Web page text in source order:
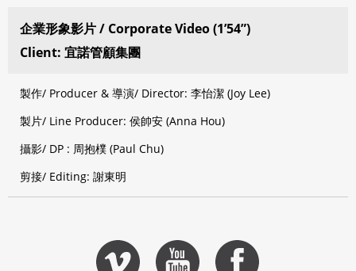
企業形象影片 / Corporate Video (1’54”)
Client: 宜諾管顧集團
製作/ Producer & 導演/ Director: 李怡潔 (Joy Lee)
製片/ Line Producer: 侯帥安 (Anna Hou)
攝影/ DP : 周抱樸 (Paul Chu)
剪接/ Editing: 謝東明